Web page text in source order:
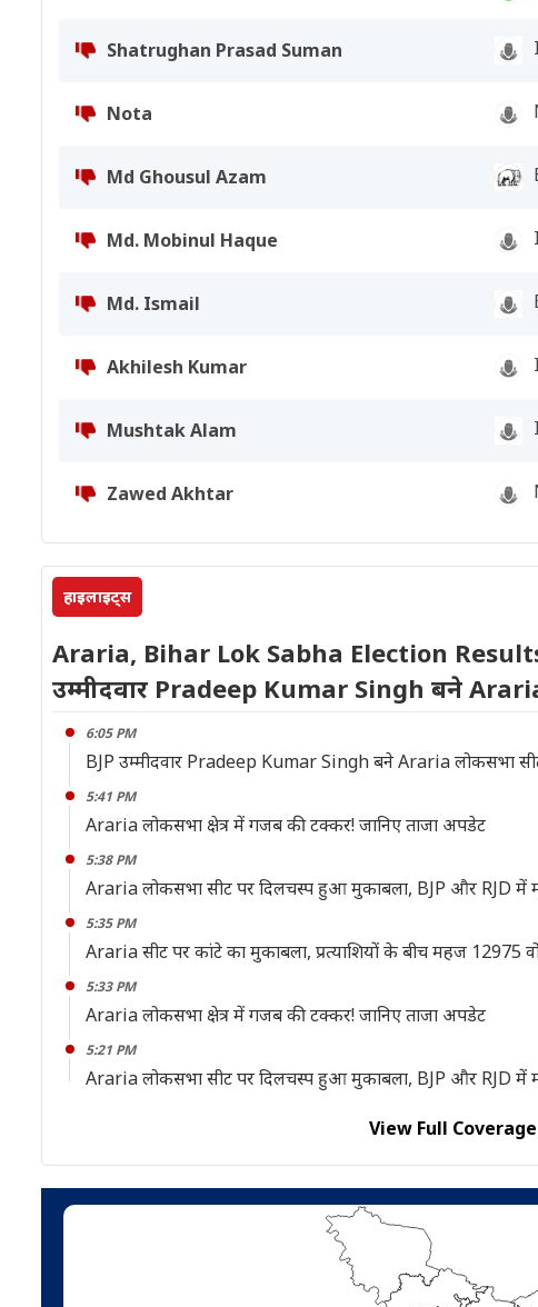
Shatrughan Prasad Suman
Nota
Md Ghousul Azam
Md. Mobinul Haque
Md. Ismail
Akhilesh Kumar
Mushtak Alam
Zawed Akhtar
हाइलाइट्स
Araria, Bihar Lok Sabha Election
उम्मीदवार Pradeep Kumar Singh बने
6:05 PM
BJP उम्मीदवार Pradeep Kumar Singh बने Araria लोकसभा
5:41 PM
Araria लोकसभा क्षेत्र में गजब की टक्कर! जानिए ताजा अपडेट
5:38 PM
Araria लोकसभा सीट पर दिलचस्प हुआ मुकाबला, BJP और RJD में
5:35 PM
Araria सीट पर कांटे का मुकाबला, प्रत्याशियों के बीच महज 12975
5:33 PM
Araria लोकसभा क्षेत्र में गजब की टक्कर! जानिए ताजा अपडेट
5:21 PM
Araria लोकसभा सीट पर दिलचस्प हुआ मुकाबला, BJP और RJD में
View Full